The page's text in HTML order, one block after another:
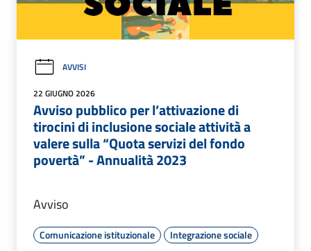
AVVISI
22 GIUGNO 2026
Avviso pubblico per l’attivazione di
tirocini di inclusione sociale attività a
valere sulla “Quota servizi del fondo
povertà” - Annualità 2023
Avviso
Comunicazione istituzionale
Integrazione sociale